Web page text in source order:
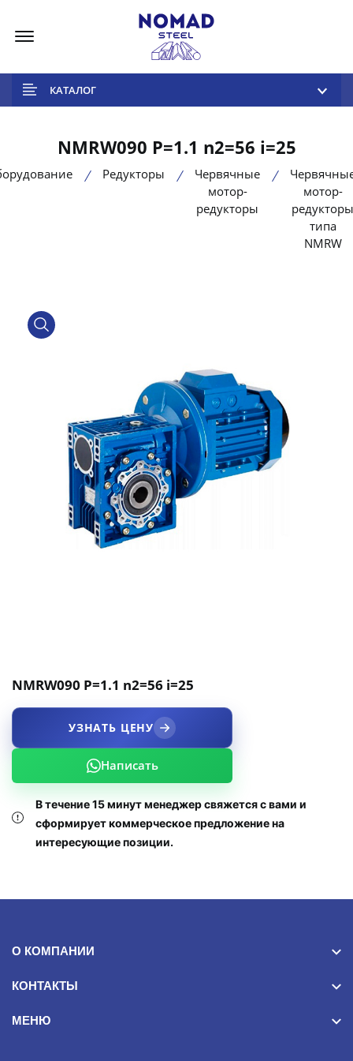
КАТАЛОГ
NMRW090 P=1.1 n2=56 i=25
Редукторы
Червячные
мотор-
редукторы
мотор-
редукторы
типа
NMRW
product view
NMRW090 P=1.1 n2=56 i=25
УЗНАТЬ ЦЕНУ
Написать
В течение 15 минут менеджер свяжется с вами и
сформирует коммерческое предложение на
интересующие позиции.
О КОМПАНИИ
КОНТАКТЫ
МЕНЮ